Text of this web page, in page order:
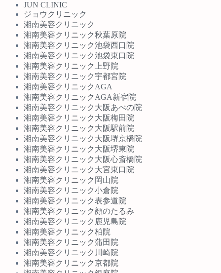
JUN CLINIC
ジョウクリニック
湘南美容クリニック
湘南美容クリニック秋葉原院
湘南美容クリニック池袋西口院
湘南美容クリニック池袋東口院
湘南美容クリニック上野院
湘南美容クリニック宇都宮院
湘南美容クリニックAGA
湘南美容クリニックAGA新宿院
湘南美容クリニック大阪あべの院
湘南美容クリニック大阪梅田院
湘南美容クリニック大阪駅前院
湘南美容クリニック大阪堺京橋院
湘南美容クリニック大阪堺東院
湘南美容クリニック大阪心斎橋院
湘南美容クリニック大宮東口院
湘南美容クリニック岡山院
湘南美容クリニック小倉院
湘南美容クリニック表参道院
湘南美容クリニック顔のたるみ
湘南美容クリニック鹿児島院
湘南美容クリニック柏院
湘南美容クリニック蒲田院
湘南美容クリニック川崎院
湘南美容クリニック京都院